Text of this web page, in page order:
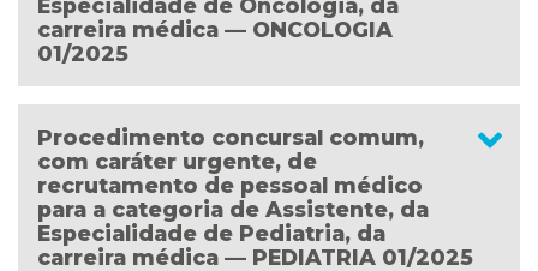
Especialidade de Oncologia, da
carreira médica — ONCOLOGIA
01/2025
Procedimento concursal comum,
com caráter urgente, de
recrutamento de pessoal médico
para a categoria de Assistente, da
Especialidade de Pediatria, da
carreira médica — PEDIATRIA 01/2025